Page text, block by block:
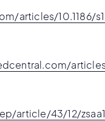
articles/10.1186/
article/43/12/